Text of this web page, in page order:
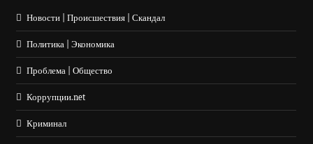
Новости | Происшествия | Скандал
Политика | Экономика
Проблема | Общество
Коррупции.net
Криминал